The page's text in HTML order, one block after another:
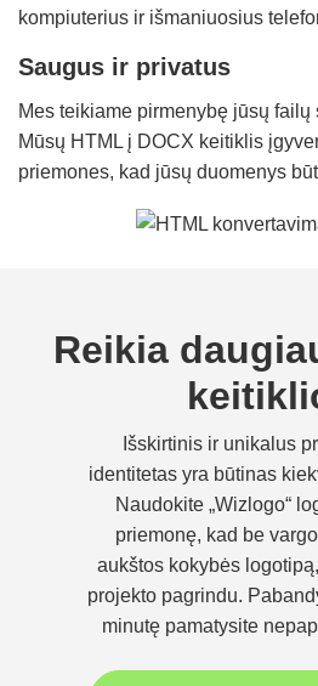
kompiuterius ir išmaniuosius
Saugus ir privatus
Mes teikiame pirmenybę jūsų
Mūsų HTML į DOCX keitiklis
priemones, kad jūsų duomenys
Reikia
Išskirtinis ir unikalus
identitetas yra būtinas
Naudokite „Wizlogo“
priemonę, kad be
aukštos kokybės
projekto pagrindu.
minutę pamatysite